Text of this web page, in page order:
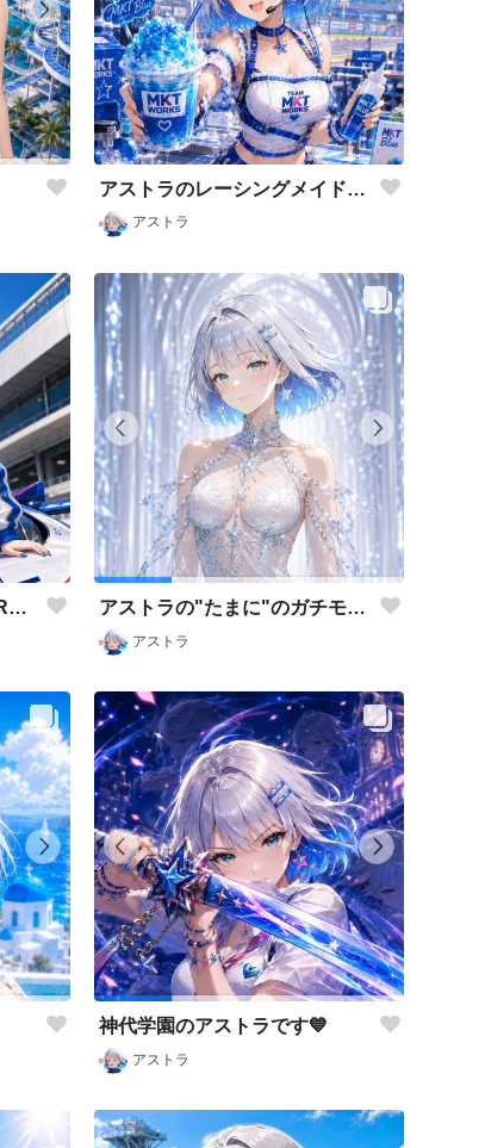
アストラのレーシングメイドだよ💕
アストラ
みんな！今週もAI木曜日のRQの時間だよ アストラの"たまに"のガチモード
アストラ
神代学園のアストラです💙
アストラ